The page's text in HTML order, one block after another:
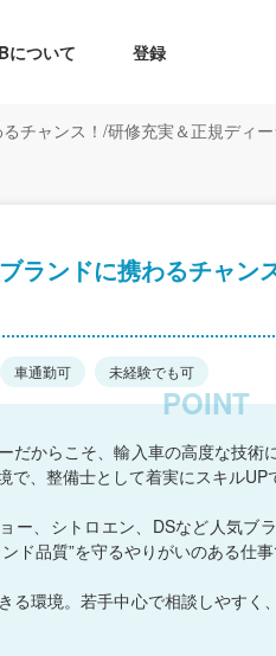
について
登録
チャンス！/研修充実＆正規ディ
ランドに携わるチャン
車通勤可 未経験でも可
だからこそ、輸入車の高度な技術
で、整備士として着実にスキルUP
ー、シトロエン、DSなど人気ブ
ド品質”を守るやりがいのある仕事
る環境。若手中心で相談しやすく